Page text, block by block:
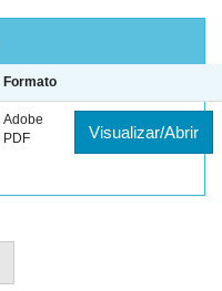
Formato
Adobe
PDF
Visualizar/Abrir